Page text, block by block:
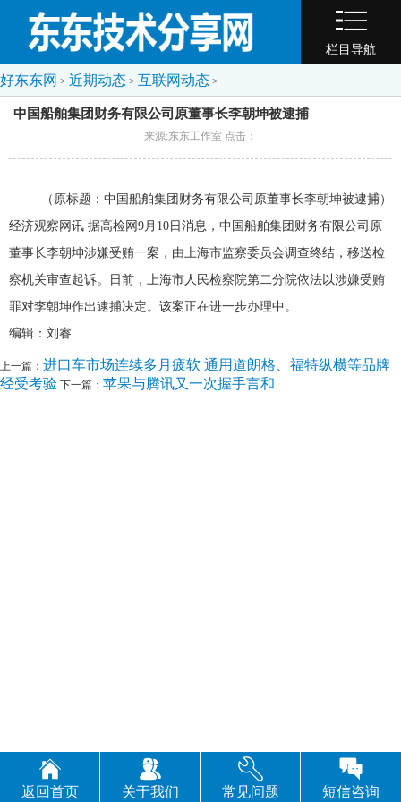
栏目导航
好东东网 > 近期动态 > 互联网动态 >
中国船舶集团财务有限公司原董事长李朝坤被逮捕
来源:东东工作室 点击：
（原标题：中国船舶集团财务有限公司原董事长李朝坤被逮捕）
经济观察网讯 据高检网9月10日消息，中国船舶集团财务有限公司原
董事长李朝坤涉嫌受贿一案，由上海市监察委员会调查终结，移送检
察机关审查起诉。日前，上海市人民检察院第二分院依法以涉嫌受贿
罪对李朝坤作出逮捕决定。该案正在进一步办理中。
编辑：刘睿
上一篇： 进口车市场连续多月疲软 通用道朗格、福特纵横等品牌
经受考验 下一篇： 苹果与腾讯又一次握手言和
返回首页 关于我们 常见问题 短信咨询